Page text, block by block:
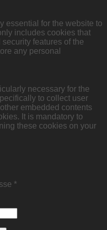
essential for the website to
includes cookies that
features of the
any personal
necessary for the
to collect user
embedded contents
It is mandatory to
these cookies on your
*Erforderlich